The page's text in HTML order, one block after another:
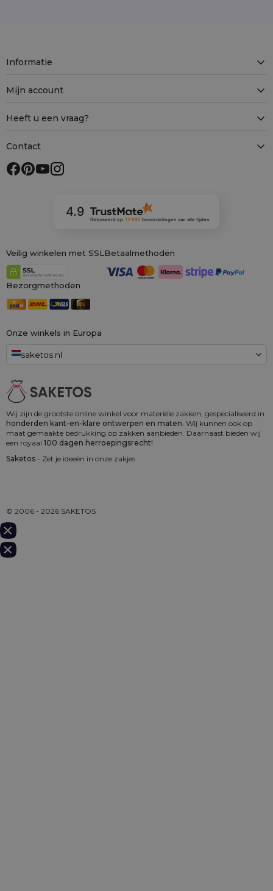
Wij zijn de grootste online winkel voor materiële zakken, gespecialiseerd in
honderden kant-en-klare ontwerpen en maten. Wij kunnen ook op
maat gemaakte bedrukking op zakken aanbieden. Daarnaast bieden wij
een royaal 100 dagen herroepingsrecht!
Saketos - Zet je ideeën in onze zakjes
Onze winkels in Europa
saketos.nl
Informatie
Mijn account
Heeft u een vraag?
Contact
4.9
Gebaseerd op 12 892 beoordelingenvan alle tijden
Veilig winkelen met SSLBetaalmethoden
Bezorgmethoden
© 2006 - 2026 SAKETOS